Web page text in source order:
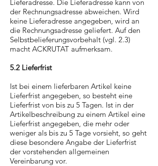
Lieferadresse. Die Lieferadresse kann von
der Rechnungsadresse abweichen. Wird
keine Lieferadresse angegeben, wird an
die Rechnungsadresse geliefert. Auf den
Selbstbelieferungsvorbehalt (vgl. 2.3)
macht ACKRUTAT aufmerksam.
5.2 Lieferfrist
Ist bei einem lieferbaren Artikel keine
Lieferfrist angegeben, so besteht eine
Lieferfrist von bis zu 5 Tagen. Ist in der
Artikelbeschreibung zu einem Artikel eine
Lieferfrist angegeben, die mehr oder
weniger als bis zu 5 Tage vorsieht, so geht
diese besondere Angabe der Lieferfrist
der vorstehenden allgemeinen
Vereinbarung vor.